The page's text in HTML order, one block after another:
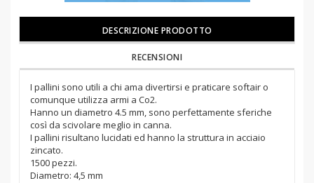
DESCRIZIONE PRODOTTO
RECENSIONI
I pallini sono utili a chi ama divertirsi e praticare softair o
comunque utilizza armi a Co2.
Hanno un diametro 4.5 mm, sono perfettamente sferiche
così da scivolare meglio in canna.
I pallini risultano lucidati ed hanno la struttura in acciaio
zincato.
1500 pezzi.
Diametro: 4,5 mm